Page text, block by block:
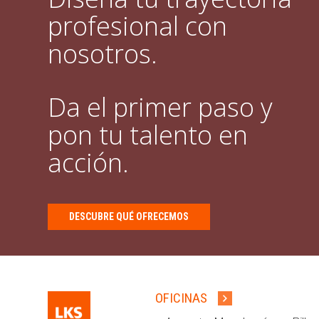
profesional con
nosotros.
Da el primer paso y
pon tu talento en
acción.
DESCUBRE QUÉ OFRECEMOS
OFICINAS